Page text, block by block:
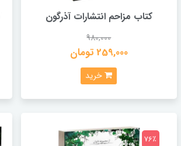
کتاب مزاحم انتشارات آذرگون
980,000
259,000 تومان
خرید
76٪